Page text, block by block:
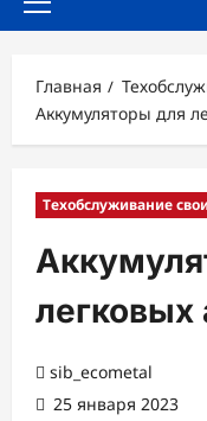
Основное
Главная
Аккумуляторы для
Техобслуживание
легковых
sib_ecometal
25 января 2023